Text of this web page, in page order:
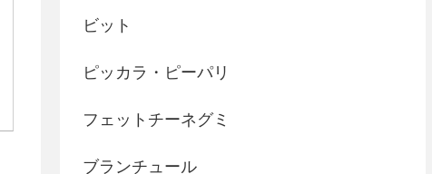
ビット
ピッカラ・ピーパリ
フェットチーネグミ
ブランチュール